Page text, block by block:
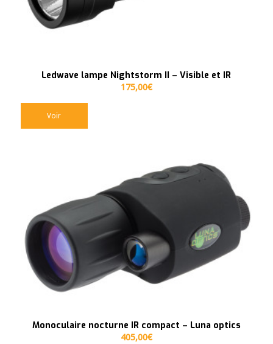
Ledwave lampe Nightstorm II – Visible et IR
175,00€
Voir
Monoculaire nocturne IR compact – Luna optics
405,00€